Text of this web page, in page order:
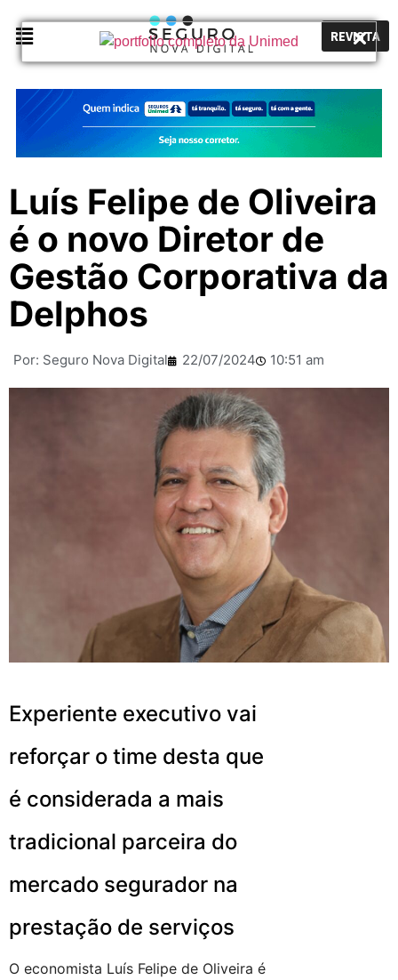
REVISTA
Luís Felipe de Oliveira
é o novo Diretor de
Gestão Corporativa da
Delphos
Por: Seguro Nova Digital 22/07/2024 10:51 am
Experiente executivo vai
reforçar o time desta que
é considerada a mais
tradicional parceira do
mercado segurador na
prestação de serviços
O economista Luís Felipe de Oliveira é